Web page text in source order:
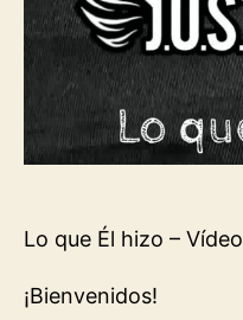
Lo que Él hizo – Vídeo
¡Bienvenidos!